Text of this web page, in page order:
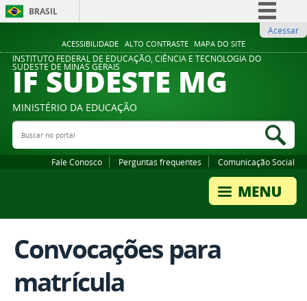
ACESSIBILIDADE ALTO CONTRASTE MAPA DO SITE
BRASIL
Comunica BR
Participe
Legislação
Acessar
INSTITUTO FEDERAL DE EDUCAÇÃO, CIÊNCIA E TECNOLOGIA DO
SUDESTE DE MINAS GERAIS
IF SUDESTE MG
MINISTÉRIO DA EDUCAÇÃO
Buscar no portal
Fale Conosco Perguntas frequentes Comunicação Social
Convocações para
matrícula